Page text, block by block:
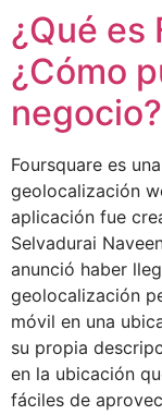
¿Qué es
¿Cómo
negocio?
Foursquare es
geolocalización
aplicación fue
Selvadurai
anunció haber
geolocalización
móvil en una
su propia
en la ubicación
fáciles de